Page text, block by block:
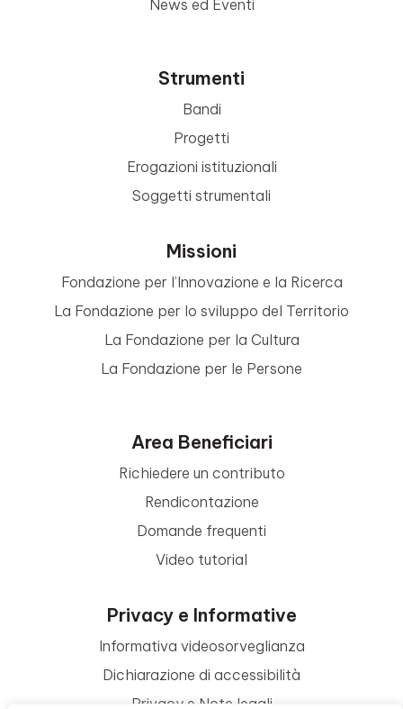
News ed Eventi
Strumenti
Bandi
Progetti
Erogazioni istituzionali
Soggetti strumentali
Missioni
Fondazione per l’Innovazione e la Ricerca
La Fondazione per lo sviluppo del Territorio
La Fondazione per la Cultura
La Fondazione per le Persone
Area Beneficiari
Richiedere un contributo
Rendicontazione
Domande frequenti
Video tutorial
Privacy e Informative
Informativa videosorveglianza
Dichiarazione di accessibilità
Privacy e Note legali